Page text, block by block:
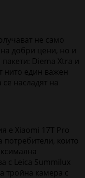
не само
на добри цени, но и
Diema Xtra и
нито един важен
насладят на
е Xiaomi 17T Pro
потребители, които
с Leica Summilux
тройна камера с